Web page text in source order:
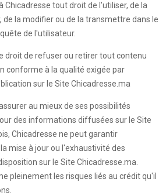
Chicadresse tout droit de l'utiliser, de la
de la modifier ou de la transmettre dans le
de l'utilisateur.
droit de refuser ou retirer tout contenu
conforme à la qualité exigée par
sur le Site Chicadresse.ma
au mieux de ses possibilités
des informations diffusées sur le Site
Chicadresse ne peut garantir
mise à jour ou l'exhaustivité des
sur le Site Chicadresse.ma.
pleinement les risques liés au crédit qu'il